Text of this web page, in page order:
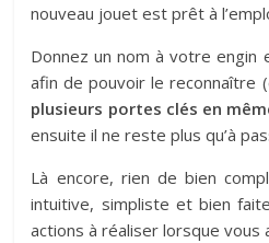
nouveau jouet est prêt à
Donnez un nom à votre
afin de pouvoir le reconnaître
plusieurs portes clés en
ensuite il ne reste plus qu’à
Là encore, rien de bien
intuitive, simpliste et bien
actions à réaliser lorsque vous